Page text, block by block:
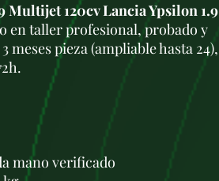
Multijet 120cv Lancia Ypsilon 1.9
en taller profesional, probado y
pieza (ampliable hasta 24),
mano verificado